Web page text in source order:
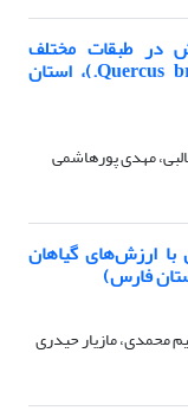
در طبقات مختلف
خشکیدگی در درختان بلوط (Quercus brantii Lindl.)، استان
مهدی پورهاشمی
ارزش‌های گیاهان
فارس)
محمدی، مازیار حیدری